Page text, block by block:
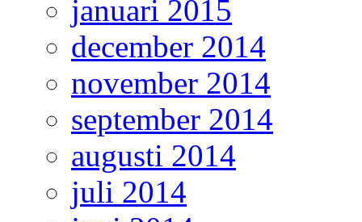
januari 2015
december 2014
november 2014
september 2014
augusti 2014
juli 2014